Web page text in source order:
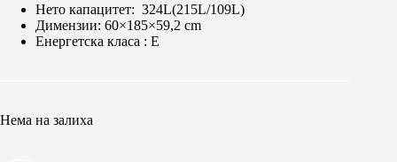
Нето капацитет: 324L(215L/109L)
Димензии: 60×185×59,2 cm
Eнергетска класа : E
Нема на залиха